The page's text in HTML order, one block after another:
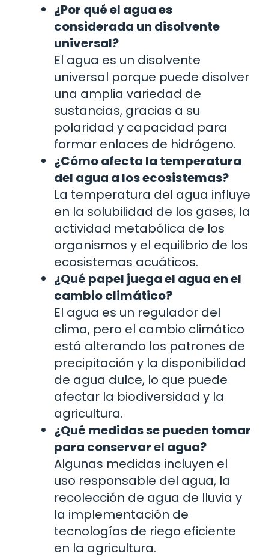
¿Por qué el agua es
considerada un disolvente
universal?
El agua es un disolvente
universal porque puede disolver
una amplia variedad de
sustancias, gracias a su
polaridad y capacidad para
formar enlaces de hidrógeno.
¿Cómo afecta la temperatura
del agua a los ecosistemas?
La temperatura del agua influye
en la solubilidad de los gases, la
actividad metabólica de los
organismos y el equilibrio de los
ecosistemas acuáticos.
¿Qué papel juega el agua en el
cambio climático?
El agua es un regulador del
clima, pero el cambio climático
está alterando los patrones de
precipitación y la disponibilidad
de agua dulce, lo que puede
afectar la biodiversidad y la
agricultura.
¿Qué medidas se pueden tomar
para conservar el agua?
Algunas medidas incluyen el
uso responsable del agua, la
recolección de agua de lluvia y
la implementación de
tecnologías de riego eficiente
en la agricultura.